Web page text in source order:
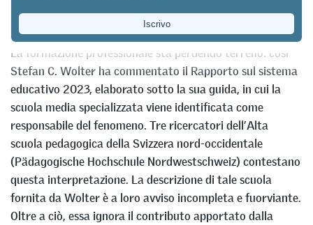
Regula Julia Leemann,Sandra Hafner&Raffaella Simona
La formazione professionale sta perdendo terreno: così
Stefan C. Wolter ha commentato il Rapporto sul sistema
educativo 2023, elaborato sotto la sua guida, in cui la
scuola media specializzata viene identificata come
responsabile del fenomeno. Tre ricercatori dell’Alta
scuola pedagogica della Svizzera nord-occidentale
(Pädagogische Hochschule Nordwestschweiz) contestano
questa interpretazione. La descrizione di tale scuola
fornita da Wolter è a loro avviso incompleta e fuorviante.
Oltre a ciò, essa ignora il contributo apportato dalla